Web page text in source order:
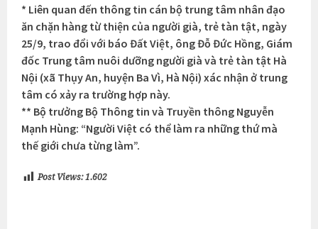
* Liên quan đến thông tin cán bộ trung tâm nhân đạo
ăn chặn hàng từ thiện của người già, trẻ tàn tật, ngày
25/9, trao đổi với báo Đất Việt, ông Đỗ Đức Hồng, Giám
đốc Trung tâm nuôi dưỡng người già và trẻ tàn tật Hà
Nội (xã Thụy An, huyện Ba Vì, Hà Nội) xác nhận ở trung
tâm có xảy ra trường hợp này.
** Bộ trưởng Bộ Thông tin và Truyền thông Nguyễn
Mạnh Hùng: “Người Việt có thể làm ra những thứ mà
thế giới chưa từng làm”.
Post Views: 1.602